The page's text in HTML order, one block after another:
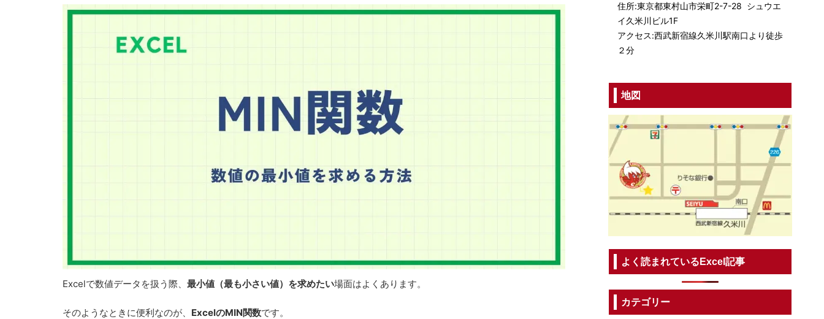
Excelで数値データを扱う際、 最小値（最も小さい値）を求めたい場面はよくあります。
そのようなときに便利なのが、 ExcelのMIN関数です。
住所:東京都東村山市栄町2-7-28 シュウエ
イ久米川ビル1F
アクセス:西武新宿線久米川駅南口より徒歩
２分
地図
よく読まれているExcel記事
カテゴリー